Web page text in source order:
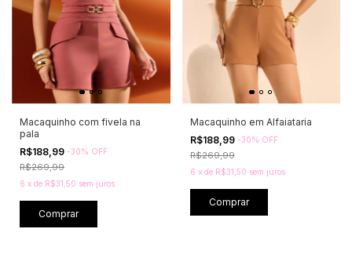
Macaquinho com fivela na
pala
R$188,99 -30% OFF
R$269,99
6 x de R$31,50 sem juros
Comprar
Macaquinho em Alfaiataria
R$188,99 -30% OFF
R$269,99
6 x de R$31,50 sem juros
Comprar